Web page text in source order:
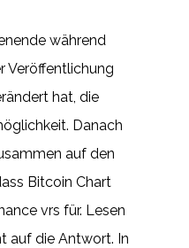
während
Veröffentlichung
hat, die
Danach
auf den
Bitcoin Chart
vrs für. Lesen
auf die Antwort. In